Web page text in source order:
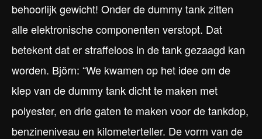
behoorlijk gewicht! Onder de dummy tank zitten
alle elektronische componenten verstopt. Dat
betekent dat er straffeloos in de tank gezaagd kan
worden. Björn: “We kwamen op het idee om de
klep van de dummy tank dicht te maken met
polyester, en drie gaten te maken voor de tankdop,
benzineniveau en kilometerteller. De vorm van de